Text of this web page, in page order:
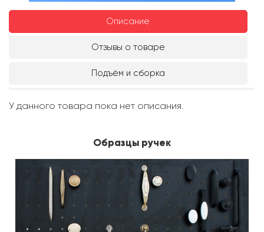
Описание
Отзывы о товаре
Подъём и сборка
У данного товара пока нет описания.
Образцы ручек